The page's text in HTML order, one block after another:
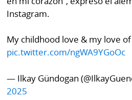
Tienda
Panamá
Tus
Tiquetes
Cero
KM
Club
Prensa
Fácil
Hoy
Instagram.
My childhood love & my love
pic.twitter.com/ngWA9YGoOc
— Ilkay Gündogan
2025